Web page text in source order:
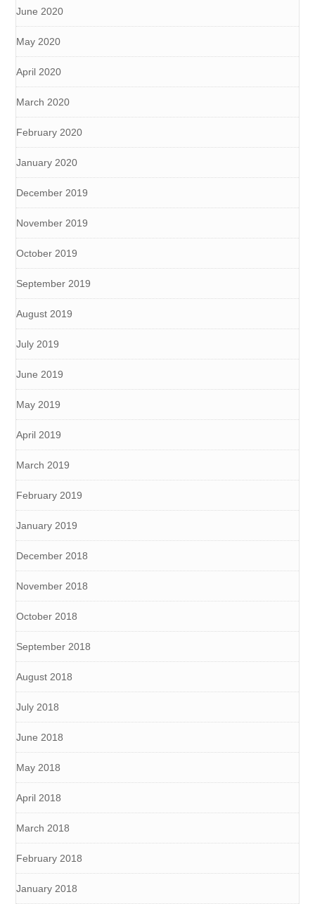
June 2020
May 2020
April 2020
March 2020
February 2020
January 2020
December 2019
November 2019
October 2019
September 2019
August 2019
July 2019
June 2019
May 2019
April 2019
March 2019
February 2019
January 2019
December 2018
November 2018
October 2018
September 2018
August 2018
July 2018
June 2018
May 2018
April 2018
March 2018
February 2018
January 2018